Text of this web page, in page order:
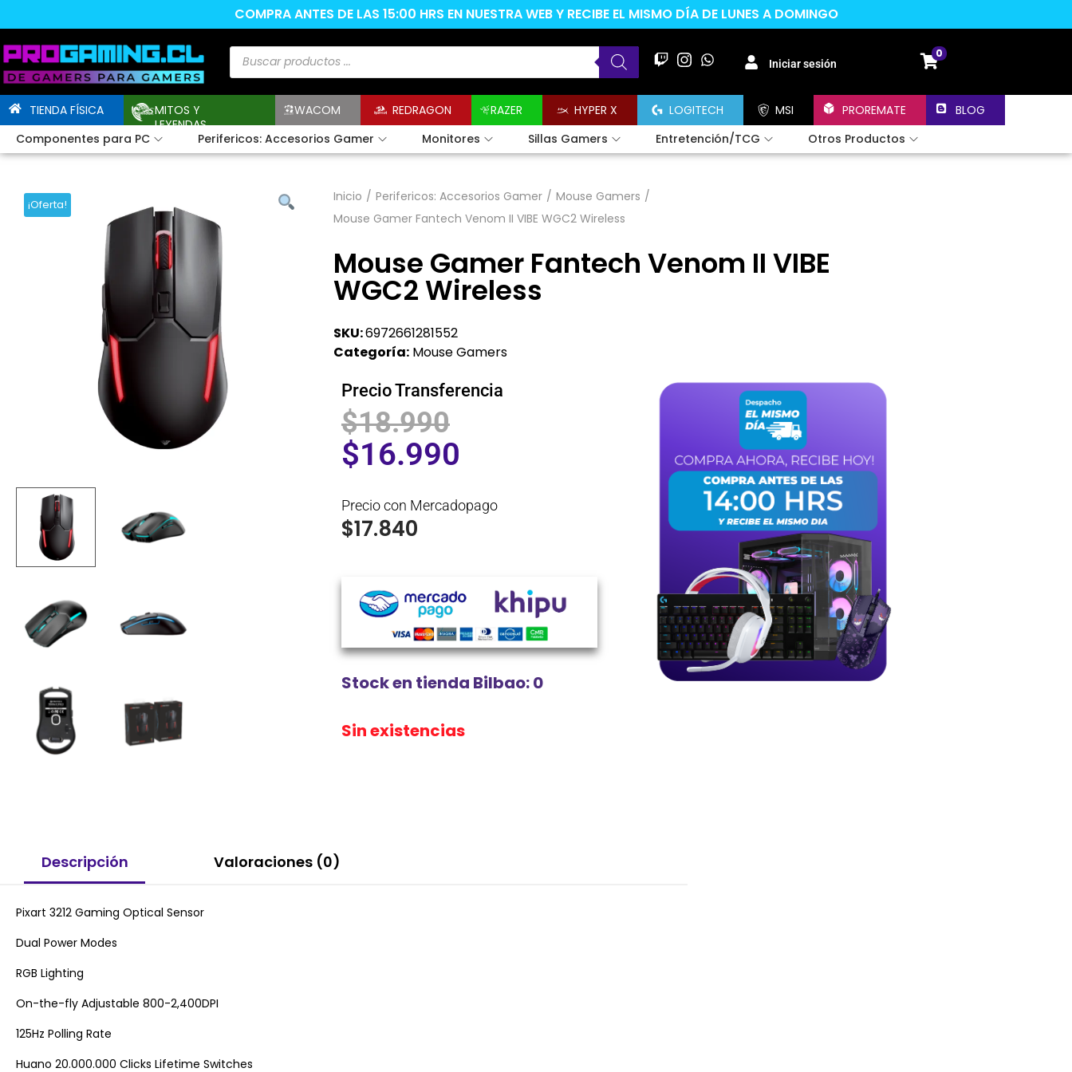
COMPRA ANTES DE LAS 15:00 HRS EN NUESTRA WEB Y RECIBE EL MISMO DÍA DE LUNES A DOMINGO
Iniciar sesión
0
TIENDA FÍSICA
MITOS Y
LEYENDAS
WACOM REDRAGON RAZER HYPER X LOGITECH MSI PROREMATE
BLOG
Componentes para PC
Perifericos: Accesorios Gamer Monitores Sillas Gamers Entretención/TCG Otros Productos
¡Oferta!
Inicio / Perifericos: Accesorios Gamer / Mouse Gamers /
Mouse Gamer Fantech Venom II VIBE WGC2 Wireless
Mouse Gamer Fantech Venom II VIBE
WGC2 Wireless
SKU:6972661281552
Categoría: Mouse Gamers
Precio Transferencia
$18.990
$16.990
Precio con Mercadopago
$17.840
Stock en tienda Bilbao: 0
Sin existencias
Descripción Valoraciones (0)
Pixart 3212 Gaming Optical Sensor
Dual Power Modes
RGB Lighting
On-the-fly Adjustable 800-2,400DPI
125Hz Polling Rate
Huano 20.000.000 Clicks Lifetime Switches